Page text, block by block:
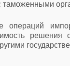
таможенными
операций